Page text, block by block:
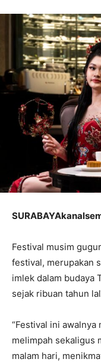
Festival musim
festival, merupakan
imlek dalam budaya
sejak ribuan tahun
“Festival ini
melimpah sekaligus
malam hari,